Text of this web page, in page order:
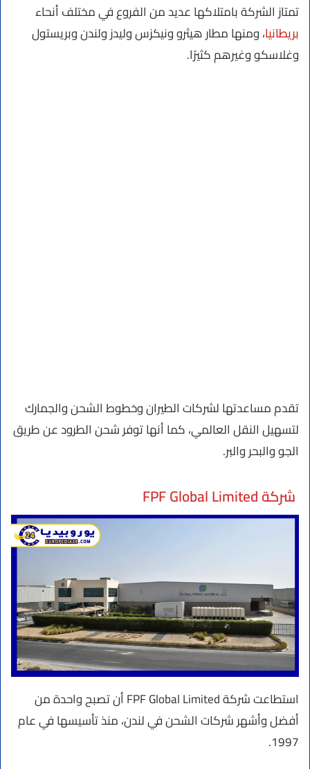
تمتاز الشركة بامتلاكها عديد من الفروع في مختلف أنحاء
بريطانيا، ومنها مطار هيثرو ونيكزس وليدز ولندن وبريستول
وغلاسكو وغيرهم كثيرًا.
تقدم مساعدتها لشركات الطيران وخطوط الشحن والجمارك
لتسهيل النقل العالمي، كما أنها توفر شحن الطرود عن طريق
الجو والبحر والبر.
شركة FPF Global Limited
استطاعت شركة FPF Global Limited أن تصبح واحدة من
أفضل وأشهر شركات الشحن في لندن، منذ تأسيسها في عام
1997.